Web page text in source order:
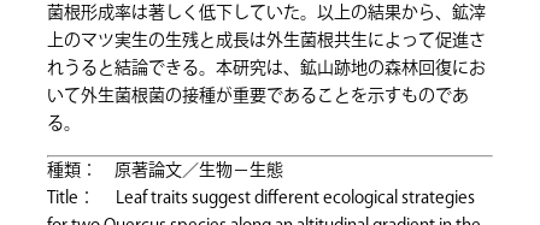
菌根形成率は著しく低下していた。以上の結果から、鉱滓
上のマツ実生の生残と成長は外生菌根共生によって促進さ
れうると結論できる。本研究は、鉱山跡地の森林回復にお
いて外生菌根菌の接種が重要であることを示すものであ
る。
種類： 原著論文／生物－生態
Title： Leaf traits suggest different ecological strategies